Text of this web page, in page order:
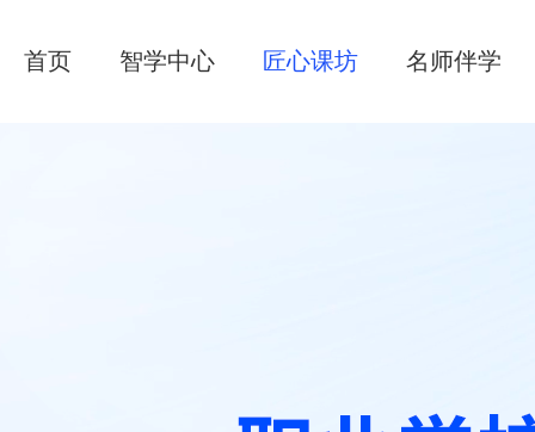
首页 智学中心 匠心课坊 名师伴学